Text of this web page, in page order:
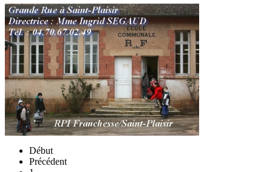
Début
Précédent